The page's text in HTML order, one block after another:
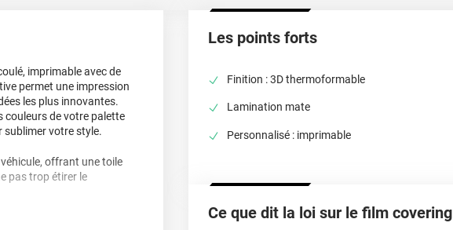
imprimable avec de
permet une impression
les plus innovantes.
couleurs de votre palette
sublimer votre style.
offrant une toile
pas trop étirer le
découpées,
Les points forts
Finition : 3D thermoformable
Lamination mate
Personnalisé : imprimable
Ce que dit la loi sur le film covering